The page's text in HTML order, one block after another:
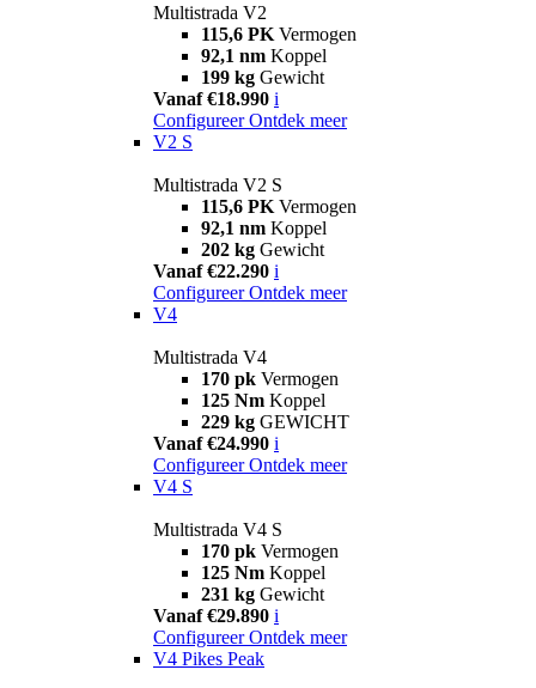
Multistrada V2
115,6 PK Vermogen
92,1 nm Koppel
199 kg Gewicht
Vanaf €18.990 i
Configureer Ontdek meer
V2 S
Multistrada V2 S
115,6 PK Vermogen
92,1 nm Koppel
202 kg Gewicht
Vanaf €22.290 i
Configureer Ontdek meer
V4
Multistrada V4
170 pk Vermogen
125 Nm Koppel
229 kg GEWICHT
Vanaf €24.990 i
Configureer Ontdek meer
V4 S
Multistrada V4 S
170 pk Vermogen
125 Nm Koppel
231 kg Gewicht
Vanaf €29.890 i
Configureer Ontdek meer
V4 Pikes Peak